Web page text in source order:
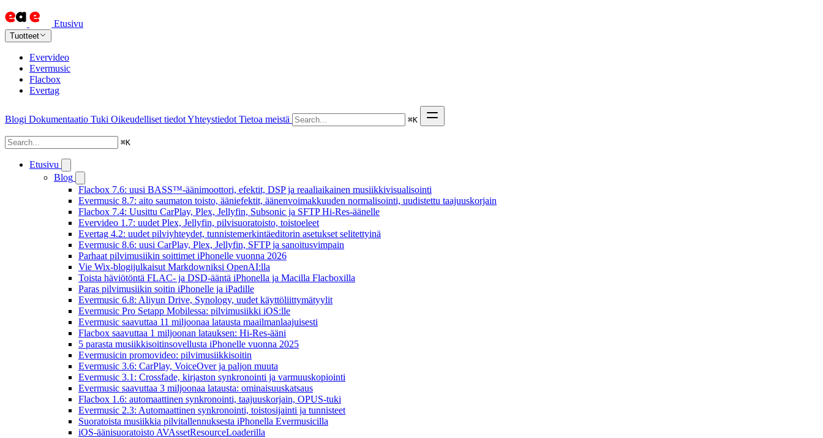
Etusivu
Tuotteet
Evervideo
Evermusic
Flacbox
Evertag
Blogi Dokumentaatio Tuki Oikeudelliset tiedotYhteystiedot Tietoa meistä ⌘K
⌘K
Etusivu
Blog
Flacbox 7.6: uusi BASS™-äänimoottori, efektit, DSP ja reaaliaikainen musiikkivisualisointi
Evermusic 8.7: aito saumaton toisto, ääniefektit, äänenvoimakkuuden normalisointi, uudistettu taajuuskorjain
Flacbox 7.4: Uusittu CarPlay, Plex, Jellyfin, Subsonic ja SFTP Hi-Res-äänelle
Evervideo 1.7: uudet Plex, Jellyfin, pilvisuoratoisto, toistoeleet
Evertag 4.2: uudet pilviyhteydet, tunnistemerkintäeditorin asetukset selitettyinä
Evermusic 8.6: uusi CarPlay, Plex, Jellyfin, SFTP ja sanoitusvimpain
Parhaat pilvimusiikin soittimet iPhonelle vuonna 2026
Vie Wix-blogijulkaisut Markdowniksi OpenAI:lla
Toista häviötöntä FLAC- ja DSD-ääntä iPhonella ja Macilla Flacboxilla
Paras pilvimusiikin soitin iPhonelle ja iPadille
Evermusic 6.8: Aliyun Drive, Synology, uudet käyttöliittymätyylit
Evermusic Pro Setapp Mobilessa: pilvimusiikki iOS:lle
Evermusic saavuttaa 11 miljoonaa latausta maailmanlaajuisesti
Flacbox saavuttaa 1 miljoonan latauksen: Hi-Res-ääni
5 parasta musiikkisoitinsovellusta iPhonelle vuonna 2025
Evermusicin promovideo: pilvimusiikkisoitin
Evermusic 3.6: CarPlay, VoiceOver ja paljon muuta
Evermusic 3.1: Crossfade, kirjaston synkronointi ja varmuuskopiointi
Evermusic saavuttaa 3 miljoonaa latausta: ominaisuuskatsaus
Flacbox 1.6: automaattinen synkronointi, taajuuskorjain, OPUS-tuki
Evermusic 2.3: Automaattinen synkronointi, toistosijainti ja tunnisteet
Suoratoista musiikkia pilvitallennuksesta iPhonella Evermusicilla
iOS-äänisuoratoisto AVAssetResourceLoaderilla